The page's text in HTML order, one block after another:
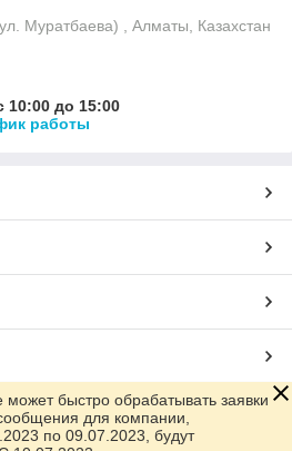
Муратбаева) , Алматы, Казахстан
10:00 до 15:00
работы
быстро обрабатывать заявки
для компании,
по 09.07.2023, будут